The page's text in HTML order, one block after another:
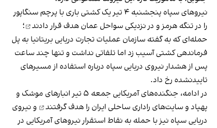
نیروهای سپاه پنجشنبه ۴ تیر یک کشتی باری با پرچم سنگاپور
را در تنگه هرمز و در نزدیکی سواحل عمان هدف قرار دادند
؛
حمله‌ای که به گفته سازمان عملیات تجارت دریایی بریتانیا به پل
فرماندهی کشتی آسیب زد اما تلفاتی نداشت و تنها چند ساعت
پس از هشدار نیروی دریایی سپاه درباره استفاده از مسیرهای
تاییدنشده رخ داد.
در ادامه، جنگنده‌های آمریکایی جمعه ۵ تیر انبارهای موشک و
پهپاد و سایت‌های راداری ساحلی ایران را هدف گرفتند
و نیروی
دریایی سپاه نیز با حمله به نقاط استقرار نیروهای آمریکایی در